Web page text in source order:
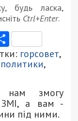
будь ласка,
Ctrl+Enter.
горсовет,
,
нам змогу
ЗМІ, а вам -
під ними.